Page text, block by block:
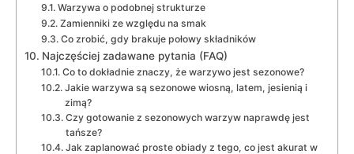
Warzywa o podobnej strukturze
Zamienniki ze względu na smak
Co zrobić, gdy brakuje połowy składników
Najczęściej zadawane pytania (FAQ)
Co to dokładnie znaczy, że warzywo jest sezonowe?
Jakie warzywa są sezonowe wiosną, latem, jesienią i
zimą?
Czy gotowanie z sezonowych warzyw naprawdę jest
tańsze?
Jak zaplanować proste obiady z tego, co jest akurat w